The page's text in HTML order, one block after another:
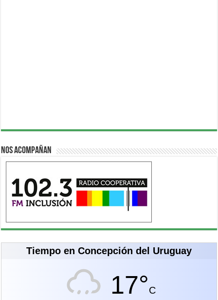
Nos acompañan
Tiempo en Concepción del Uruguay
17°C